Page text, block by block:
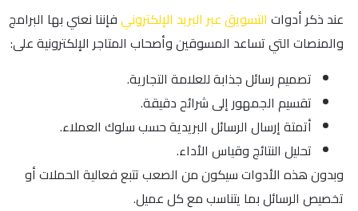
عند ذكر أدوات التسويق عبر البريد الإلكترونيفإننا نعني بها البرامج
والمنصات التي تساعد المسوقين وأصحاب المتاجر الإلكترونية على:
تصميم رسائل جذابة للعلامة التجارية.
تقسيم الجمهور إلى شرائح دقيقة.
أتمتة إرسال الرسائل البريدية حسب سلوك العملاء.
تحليل النتائج وقياس الأداء.
وبدون هذه الأدوات سيكون من الصعب تتبع فعالية الحملات أو
تخصيص الرسائل بما يتناسب مع كل عميل.